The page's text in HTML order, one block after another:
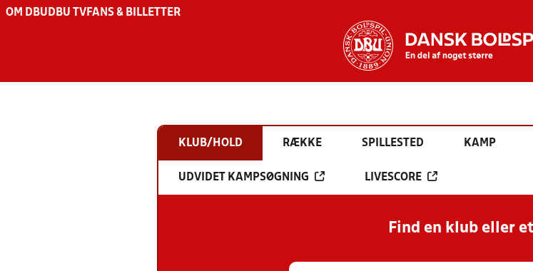
OM DBU DBU TV FANS & BILLETTER
KLUB/HOLD RÆKKE SPILLESTED KAMP
UDVIDET KAMPSØGNING LIVESCORE
Find en klub eller